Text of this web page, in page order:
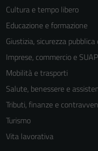
Cultura e tempo libero
Educazione e formazione
Giustizia, sicurezza
Imprese, commercio e SUAP
Mobilità e trasporti
Salute, benessere e
Tributi, finanze e
Turismo
Vita lavorativa